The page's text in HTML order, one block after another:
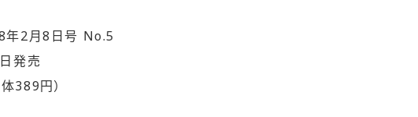
年2月8日号 No.5
発売
389円）